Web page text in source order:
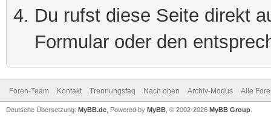
Du rufst diese Seite direkt
Formular oder den
Foren-Team Kontakt Trennungsfaq Nach oben Archiv-Modus Alle
Deutsche Übersetzung: MyBB.de , Powered by MyBB , © 2002-2026 MyBB Group